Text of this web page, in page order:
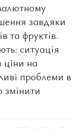
завдяки
та фруктів.
ситуація
ціни на
проблеми в
змінити